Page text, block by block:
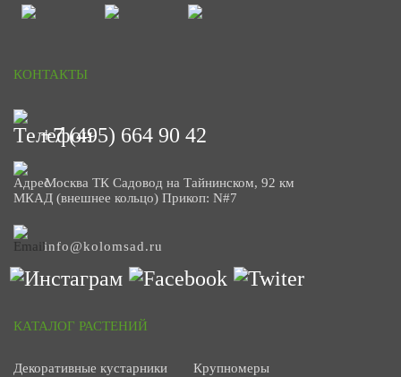
КОНТАКТЫ
+7 (495) 664 90 42
Москва ТК Садовод на Тайнинском, 92 км
МКАД (внешнее кольцо) Прикоп: N#7
info@kolomsad.ru
КАТАЛОГ РАСТЕНИЙ
Декоративные кустарники Крупномеры